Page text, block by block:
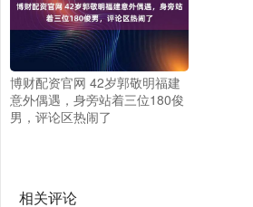
博财配资官网 42岁郭敬明福建
意外偶遇，身旁站着三位180俊
男，评论区热闹了
相关评论